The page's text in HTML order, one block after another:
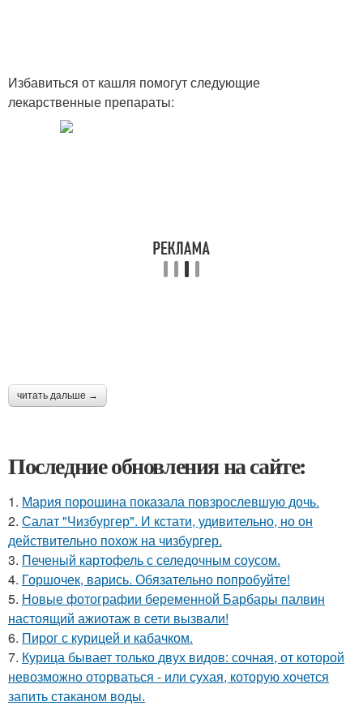
Избавиться от кашля помогут следующие
лекарственные препараты:
читать дальше →
Последние обновления на сайте:
1. Мария порошина показала повзрослевшую дочь.
2. Салат "Чизбургер". И кстати, удивительно, но он
действительно похож на чизбургер.
3. Печеный картофель с селедочным соусом.
4. Горшочек, варись. Обязательно попробуйте!
5. Новые фотографии беременной Барбары палвин
настоящий ажиотаж в сети вызвали!
6. Пирог с курицей и кабачком.
7. Курица бывает только двух видов: сочная, от которой
невозможно оторваться - или сухая, которую хочется
запить стаканом воды.